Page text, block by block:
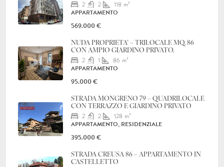
2 2 118 m²
APPARTAMENTO
569.000 €
NUDA PROPRIETA’ – TRILOCALE MQ. 86
CON AMPIO GIARDINO PRIVATO.
2 1 86 m²
APPARTAMENTO
95.000 €
STRADA MONGRENO 79 – QUADRILOCALE
CON TERRAZZO E GIARDINO PRIVATO
2 2 128 m²
APPARTAMENTO, RESIDENZIALE
395.000 €
STRADA CREUSA 86 – APPARTAMENTO IN
CASTELLETTO